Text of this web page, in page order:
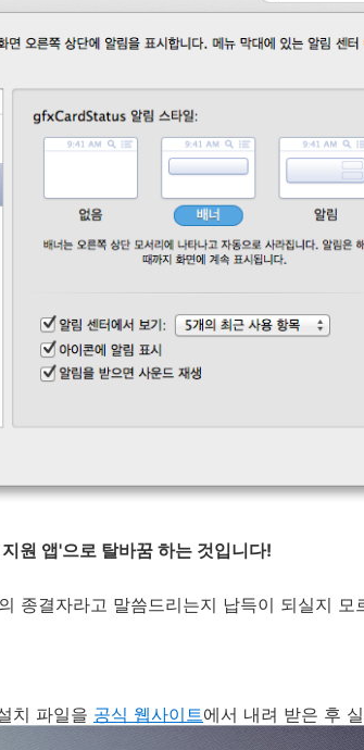
원 앱'으로 탈바꿈 하는 것입니다!
종결자라고 말씀드리는지 납득이 되실지 모
치 파일을 공식 웹사이트에서 내려 받은 후